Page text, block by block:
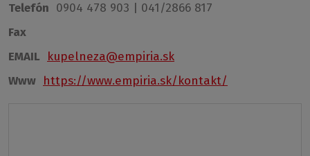
Telefón 0904 478 903 | 041/2866 817
Fax
EMAIL
kupelneza@empiria.sk
Www https://www.empiria.sk/kontakt/